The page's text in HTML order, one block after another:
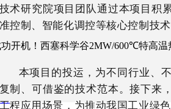
质
技术研究院项目团队通过本项目积
准控制、智能化调控等核心控制技
本项目的投运，为不同行业、
复制、可借鉴的技术范本。接下来
程应用场景，为推动我国工业绿
功开机！西塞科学谷2MW/600℃特高